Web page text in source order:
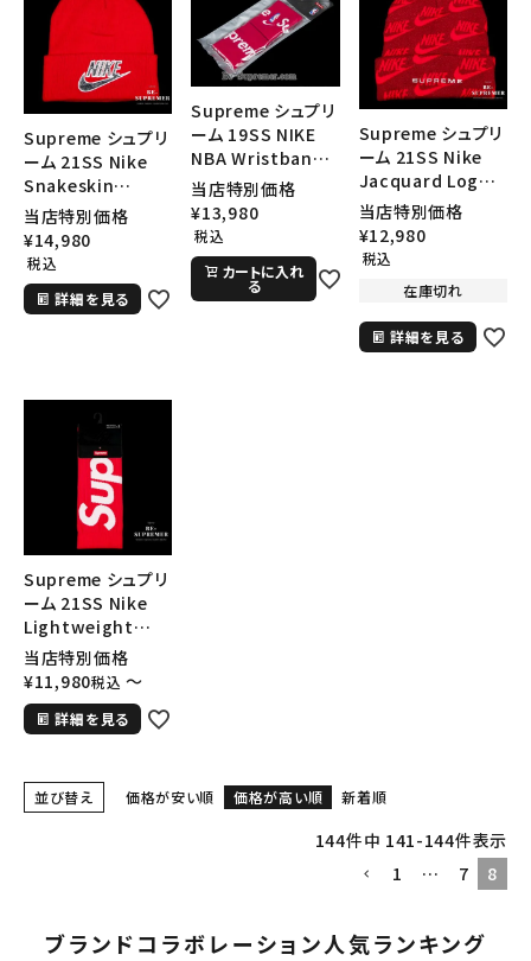
CONTENTS
ACCOUNT MENU
ようこそ ゲスト 様
meeting_room ログイン person 会員登録
Follow us
Supreme シュプリ
ーム 21SS Nike
Snakeskin
Beanie ナイキスネ
ークスキンビーニー
ニット帽 レッド
当店特別価格
¥14,980
税込
詳細を見る
Supreme シュプリ
ーム 19SS NIKE
NBA Wristbands
ナイキNBAリストバ
ンド レッド
当店特別価格
¥13,980
税込
カートに入れ
る
Supreme シュプリ
ーム 21SS Nike
Jacquard Logos
Beanie ナイキジャ
ガードロゴビーニー
ニット帽 レッド
当店特別価格
¥12,980
税込
在庫切れ
詳細を見る
Supreme シュプリ
ーム 21SS Nike
Lightweight
Crew Socks(1
Pack) ナイキライト
ウェイトクルーソッ
クス(1パック) レッ
当店特別価格
¥11,980税込 〜
詳細を見る
並び替え 価格が安い順 価格が高い順 新着順
144件中 141-144件表示
1
… 7 8
ブランドコラボレーション人気ランキング